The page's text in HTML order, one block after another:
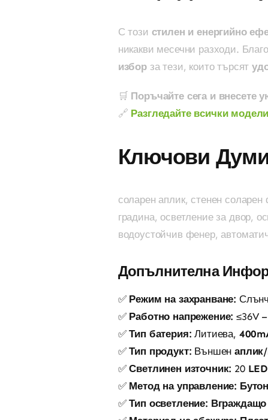
С този стилен и енергийно
никакви месечни разходи.
изборза тези, които търсят
🛒 Поръчайте сега и внесете
🔗 Разгледайте всички
Ключови
соларен аплик, стенен
градина, осветление за двор,
водоустойчив фенер,
Допълнителна
✅ Режим на захранване:
✅ Работно напрежение: ≤36V –
✅Тип батерия: Литиева,
✅Тип продукт: Външен
✅Светлинен източник: 20
✅ Метод на управление: Бутон
✅Тип осветление: Вграждащо